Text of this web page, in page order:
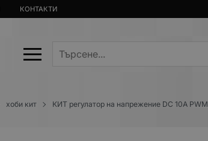
КОНТАКТИ
хоби кит КИТ регулатор на напрежение DC 10А